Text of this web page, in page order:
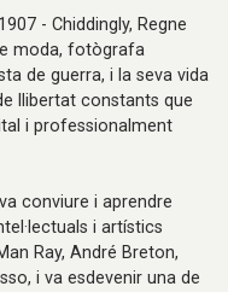
- Chiddingly, Regne
moda, fotògrafa
de guerra, i la seva vida
llibertat constants que
i professionalment
conviure i aprendre
i artístics
Ray, André Breton,
i va esdevenir una de